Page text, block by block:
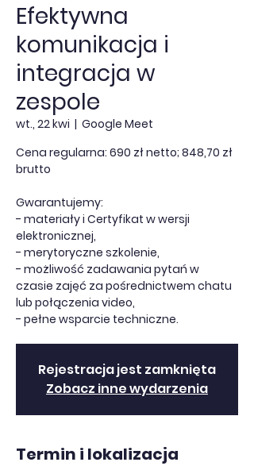
Efektywna
komunikacja i
integracja w
zespole
wt., 22 kwi
  |
Google Meet
Cena regularna: 690 zł netto; 848,70 zł
brutto
Gwarantujemy:
- materiały i Certyfikat w wersji
elektronicznej,
- merytoryczne szkolenie,
- możliwość zadawania pytań w
czasie zajęć za pośrednictwem chatu
lub połączenia video,
- pełne wsparcie techniczne.
Rejestracja jest zamknięta
Zobacz inne wydarzenia
Termin i lokalizacja